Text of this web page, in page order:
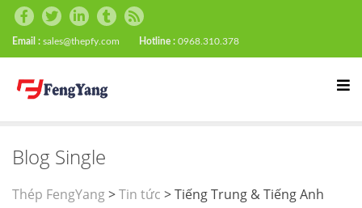
Email : sales@thepfy.com Hotline : 0968.310.378
Blog Single
Thép FengYang>Tin tức >Tiếng Trung & Tiếng Anh